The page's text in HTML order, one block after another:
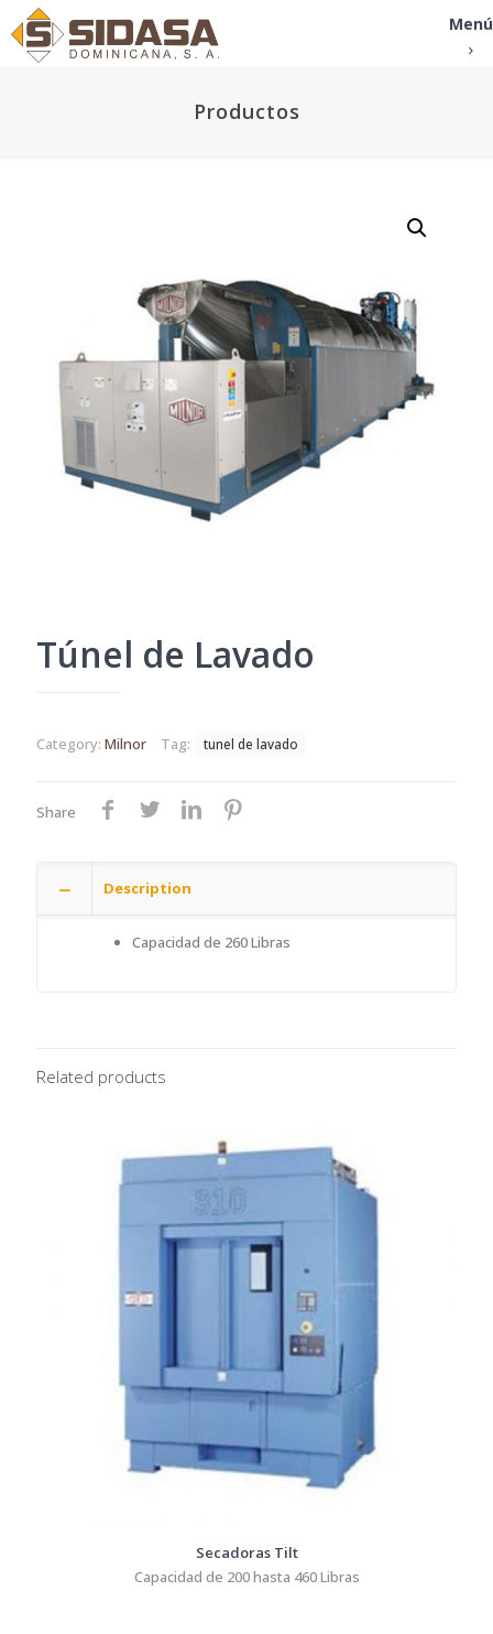
Menú
Productos
Túnel de Lavado
Category: Milnor Tag: tunel de lavado
Share
Description
Capacidad de 260 Libras
Related products
Secadoras Tilt
Capacidad de 200 hasta 460 Libras